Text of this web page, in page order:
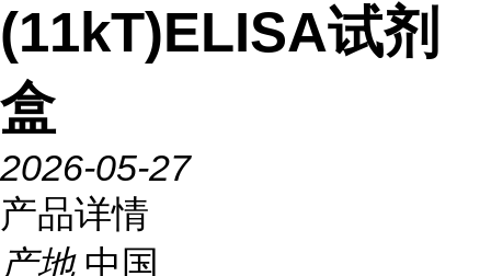
(11kT)ELISA试剂
盒
2026-05-27
产品详情
产地 中国